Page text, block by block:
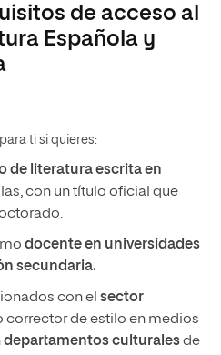
de acceso al
Española y
ti si quieres:
de literatura escrita en
con un título oficial que
docente en universidades
secundaria.
con el sector
corrector de estilo en medios
departamentos culturalesde